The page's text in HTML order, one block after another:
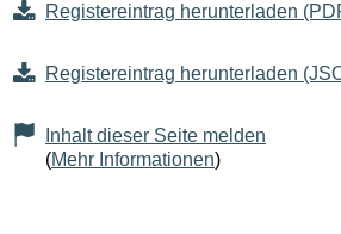
Registereintrag herunterladen
Registereintrag herunterladen
Inhalt dieser Seite melden
(Mehr Informationen)